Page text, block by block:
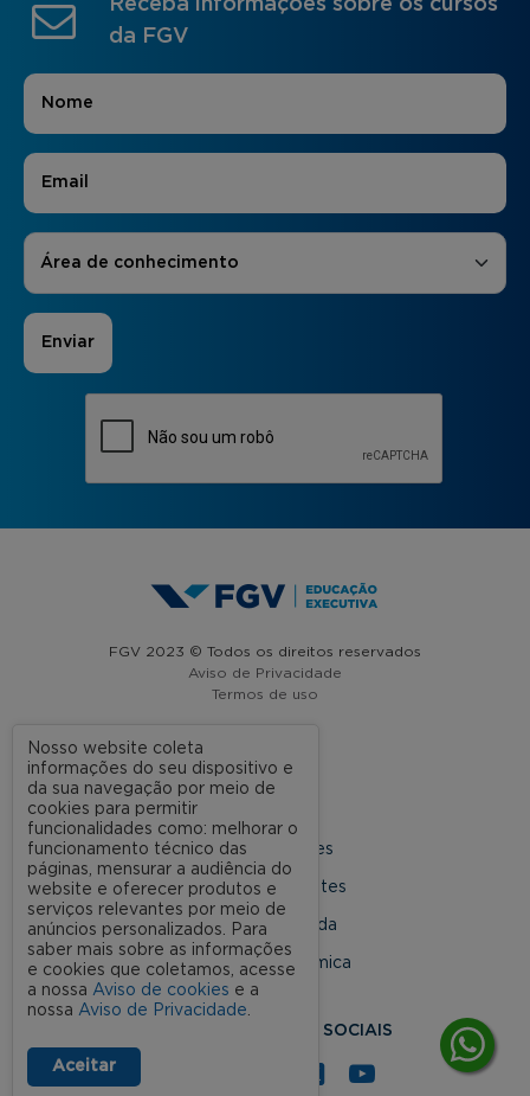
Receba informações sobre os cursos
da FGV
Nome
E-mail
Áreas de Interesse
Área de conhecimento
FGV 2023 © Todos os direitos reservados
Aviso de Privacidade
Termos de uso
A FGV
Nossas Unidades
Dúvidas Frequentes
Rede Conveniada
Ouvidoria Acadêmica
SIGA NOSSAS REDES SOCIAIS
Nosso website coleta
informações do seu dispositivo e
da sua navegação por meio de
cookies para permitir
funcionalidades como: melhorar o
funcionamento técnico das
páginas, mensurar a audiência do
website e oferecer produtos e
serviços relevantes por meio de
anúncios personalizados. Para
saber mais sobre as informações
e cookies que coletamos, acesse
a nossa Aviso de cookies e a
nossa Aviso de Privacidade.
Aceitar